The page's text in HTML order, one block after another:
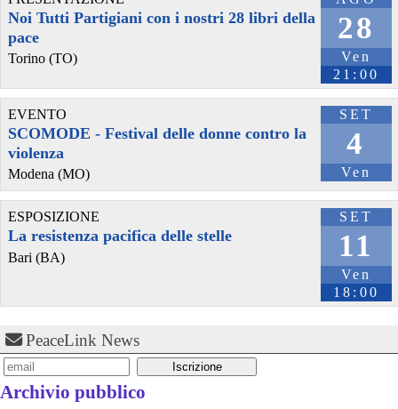
💛 Ti aspettiamo per ricominciare insieme.
SwapMarket
#MercatoContadino
MutuoSoccorso
#ScuolaDiItaliano
Venerdì 31 luglio, dalle 20:30 alle 00:00, presso COA T28, Via dei
#cibo #benefit # convivialità
28
Ven
21:00
Noi Tutti Partigiani con i nostri 28 libri della
pace
Torino (TO)
SET
4
Ven
EVENTO
SCOMODE - Festival delle donne contro la
violenza
Modena (MO)
SET
11
Ven
18:00
ESPOSIZIONE
La resistenza pacifica delle stelle
Bari (BA)
PeaceLink News
Archivio pubblico